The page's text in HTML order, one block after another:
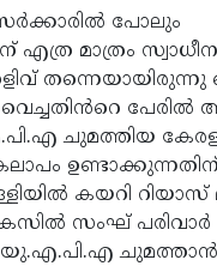
പോലും
മാത്രം
പേരിൽ
ചുമത്തിയ
കയറി റിയാസ്
സംഘ് പരിവാർ
യു.എ.പി.എ ചുമത്താൻ